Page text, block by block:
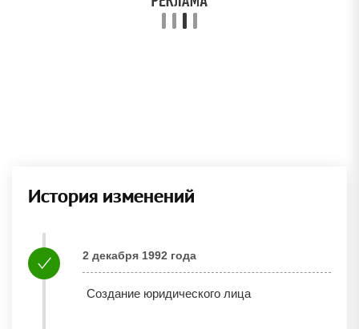
История изменений
2 декабря 1992 года
Создание юридического лица